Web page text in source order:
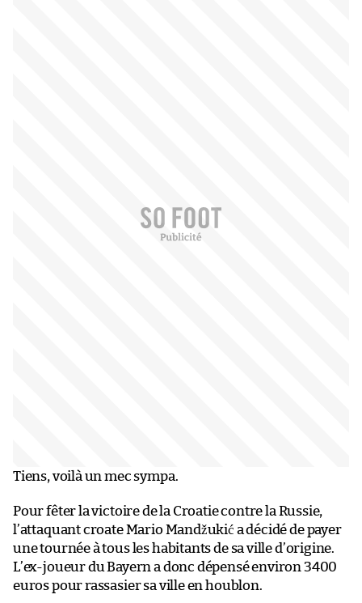
Tiens, voilà un mec sympa.
Pour fêter la victoire de la Croatie contre la Russie,
l’attaquant croate Mario Mandžukić a décidé de payer
une tournée à tous les habitants de sa ville d’origine.
L’ex-joueur du Bayern a donc dépensé environ 3400
euros pour rassasier sa ville en houblon.